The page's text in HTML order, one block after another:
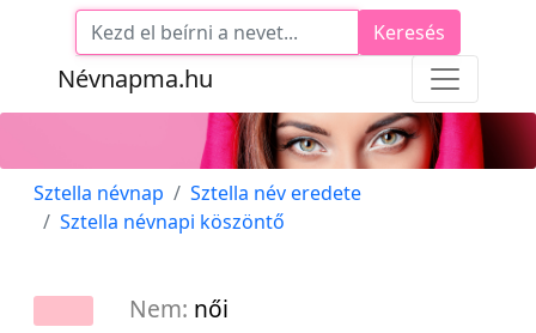
Névnapma.hu
Keresés
Sztella névnap
Sztella név eredete
Sztella névnapi köszöntő
Nem: női